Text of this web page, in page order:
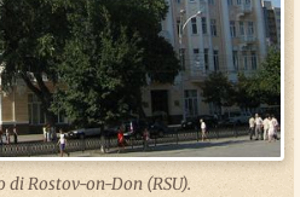
di Rostov-on-Don (RSU).